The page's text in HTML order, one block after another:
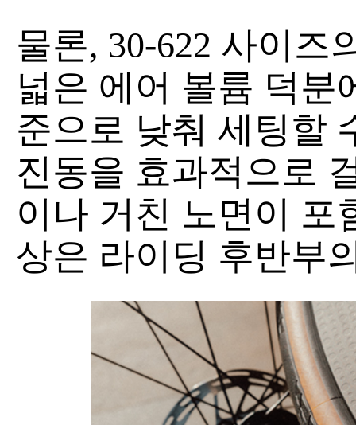
물론, 30-622 사이즈
넓은 에어 볼륨 덕분
준으로 낮춰 세팅할
진동을 효과적으로
이나 거친 노면이 포
상은 라이딩 후반부